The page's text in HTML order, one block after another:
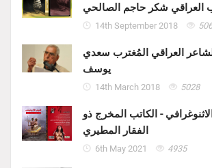
العراقي شكر حاجم الصالحي
14th September 2018
العراقي المُغترب سعدي
يوسف
14th March 2018 5028
الاثنوغرافي - الكاتب المخرج ذو
الفقار المطيري
6th May 2021 4935